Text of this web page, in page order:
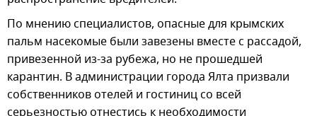
По мнению специалистов, опасные для крымских
пальм насекомые были завезены вместе с рассадой,
привезенной из-за рубежа, но не прошедшей
карантин. В администрации города Ялта призвали
собственников отелей и гостиниц со всей
серьезностью отнестись к необходимости